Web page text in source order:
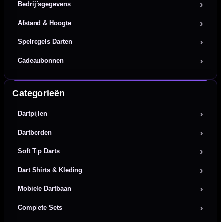
Bedrijfsgegevens
Afstand & Hoogte
Spelregels Darten
Cadeaubonnen
Categorieën
Dartpijlen
Dartborden
Soft Tip Darts
Dart Shirts & Kleding
Mobiele Dartbaan
Complete Sets